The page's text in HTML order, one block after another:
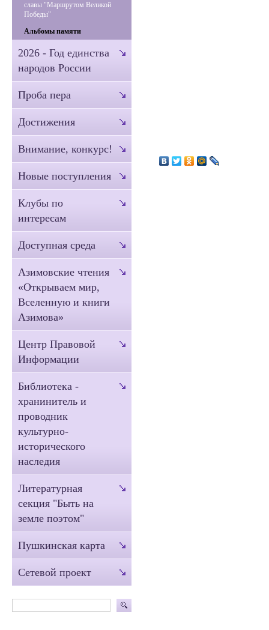
славы "Маршрутом Великой
Победы"
Альбомы памяти
2026 - Год единства
народов России
Проба пера
Достижения
Внимание, конкурс!
Новые поступления
Клубы по
интересам
Доступная среда
Азимовские чтения
«Открываем мир,
Вселенную и книги
Азимова»
Центр Правовой
Информации
Библиотека -
хранинитель и
проводник
культурно-
исторического
наследия
Литературная
секция "Быть на
земле поэтом"
Пушкинская карта
Сетевой проект